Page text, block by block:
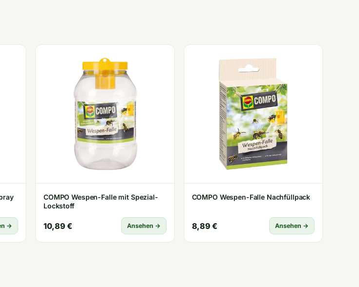
→
COMPO Wespen-Falle mit Spezial-
Lockstoff
10,89 € Ansehen →
COMPO Wespen-Falle Nachfüllpack
8,89 € Ansehen →